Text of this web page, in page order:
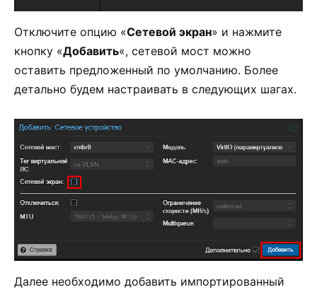
Отключите опцию «Сетевой экран» и нажмите
кнопку «Добавить«, сетевой мост можно
оставить предложенный по умолчанию. Более
детально будем настраивать в следующих шагах.
Далее необходимо добавить импортированный